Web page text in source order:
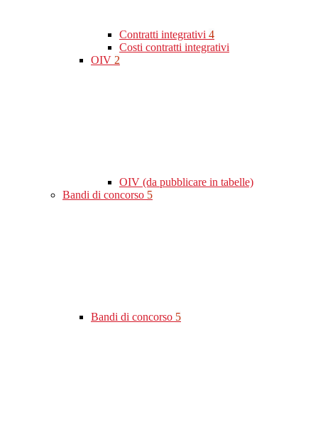
Contratti integrativi 4
Costi contratti integrativi
OIV 2
OIV (da pubblicare in tabelle)
Bandi di concorso 5
Bandi di concorso 5